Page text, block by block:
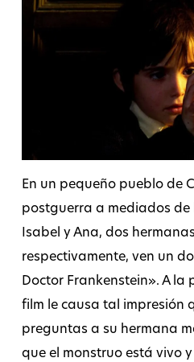
En un pequeño pueblo de
postguerra a mediados de
Isabel y Ana, dos
respectivamente, ven un
Doctor Frankenstein». A la
film le causa tal impresión
preguntas a su hermana
que el monstruo está vivo